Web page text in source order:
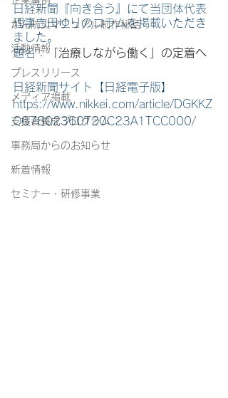
がん防災マニュアル制作秘話
活動情報
プレスリリース
メディア掲載
支援者養成プログラム
事務局からのお知らせ
新着情報
セミナー・研修事業
日経新聞『向き合う』にて当団体代表
理事吉田ゆりのコラムを掲載いただき
ました。
題名：「治療しながら働く」の定着へ
日経新聞サイト【日経電子版】
https://www.nikkei.com/article/DGKKZ
O67802360T20C23A1TCC000/